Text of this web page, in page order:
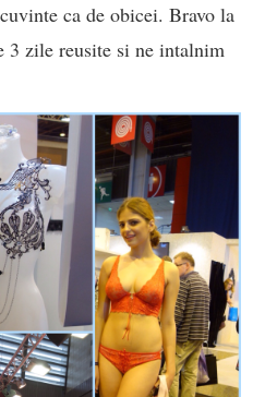
ca de obicei. Bravo la
3 zile reusite si ne intalnim